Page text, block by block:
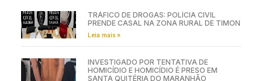
TRÁFICO DE DROGAS: POLÍCIA CIVIL
PRENDE CASAL NA ZONA RURAL DE TIMON
Leia mais »
INVESTIGADO POR TENTATIVA DE
HOMICÍDIO E HOMICÍDIO É PRESO EM
SANTA QUITÉRIA DO MARANHÃO